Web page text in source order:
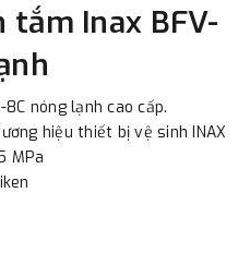
Inax BFV-
nóng lạnh cao cấp.
hiệu thiết bị vệ sinh INAX
MPa